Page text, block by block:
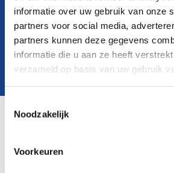
informatie over uw gebruik van onze
partners voor social media,
partners kunnen deze gegevens
informatie die u aan ze heeft
verzameld op basis van uw gebruik
Noodzakelijk
Voorkeuren
FLEXIBELE SERVICE MET
AFSPRAKEN